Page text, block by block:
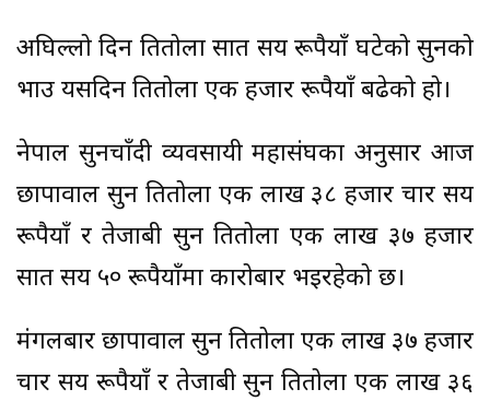
अघिल्लो दिन प्रतितोला सात सय रूपैयाँ घटेको सुनको
भाउ यसदिन प्रतितोला एक हजार रूपैयाँ बढेको हो।
नेपाल सुनचाँदी व्यवसायी महासंघका अनुसार आज
छापावाल सुन प्रतितोला एक लाख ३८ हजार चार सय
रूपैयाँ र तेजाबी सुन प्रतितोला एक लाख ३७ हजार
सात सय ५० रूपैयाँमा कारोबार भइरहेको छ।
मंगलबार छापावाल सुन प्रतितोला एक लाख ३७ हजार
चार सय रूपैयाँ र तेजाबी सुन प्रतितोला एक लाख ३६